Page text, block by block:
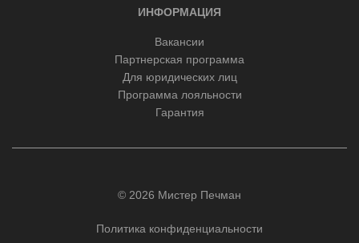
ИНФОРМАЦИЯ
Вакансии
Партнерская программа
Для юридических лиц
Программа лояльности
Гарантия
© 2026 Мистер Печман
Политика конфиденциальности